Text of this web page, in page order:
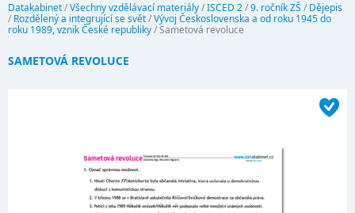
Datakabinet/Všechny vzdělávací materiály/ISCED 2/9. ročník ZŠ / Dějepis
/ Rozdělený a integrující se svět/Vývoj Československa a od roku 1945 do
roku 1989, vznik České republiky/Sametová revoluce
SAMETOVÁ REVOLUCE